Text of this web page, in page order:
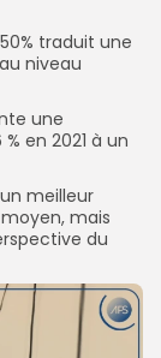
traduit une
niveau
une
en 2021 à un
meilleur
mais
du